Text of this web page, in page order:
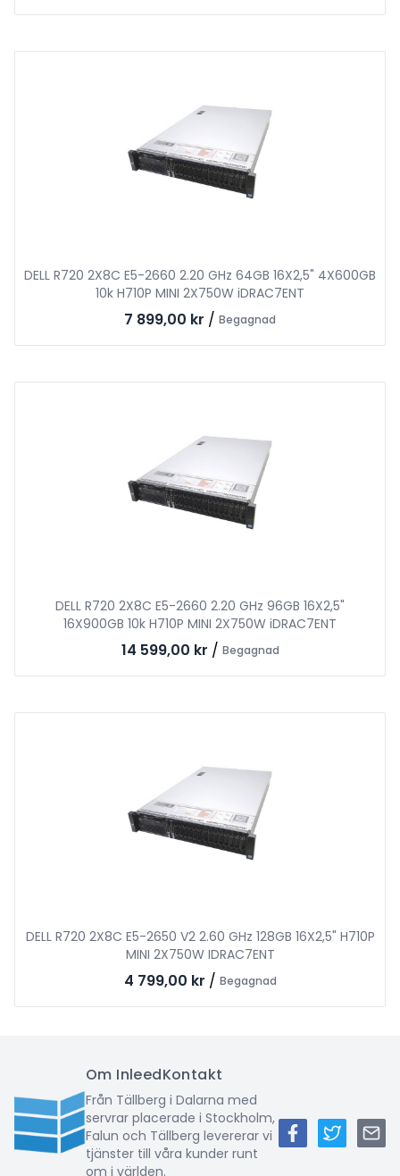
DELL R720 2X8C E5-2660 2.20 GHz 64GB 16X2,5" 4X600GB
10k H710P MINI 2X750W iDRAC7ENT
7 899,00 kr / Begagnad
DELL R720 2X8C E5-2660 2.20 GHz 96GB 16X2,5"
16X900GB 10k H710P MINI 2X750W iDRAC7ENT
14 599,00 kr / Begagnad
DELL R720 2X8C E5-2650 V2 2.60 GHz 128GB 16X2,5" H710P
MINI 2X750W IDRAC7ENT
4 799,00 kr / Begagnad
Om InleedKontakt
Från Tällberg i Dalarna med
servrar placerade i Stockholm,
Falun och Tällberg levererar vi
tjänster till våra kunder runt
om i världen.